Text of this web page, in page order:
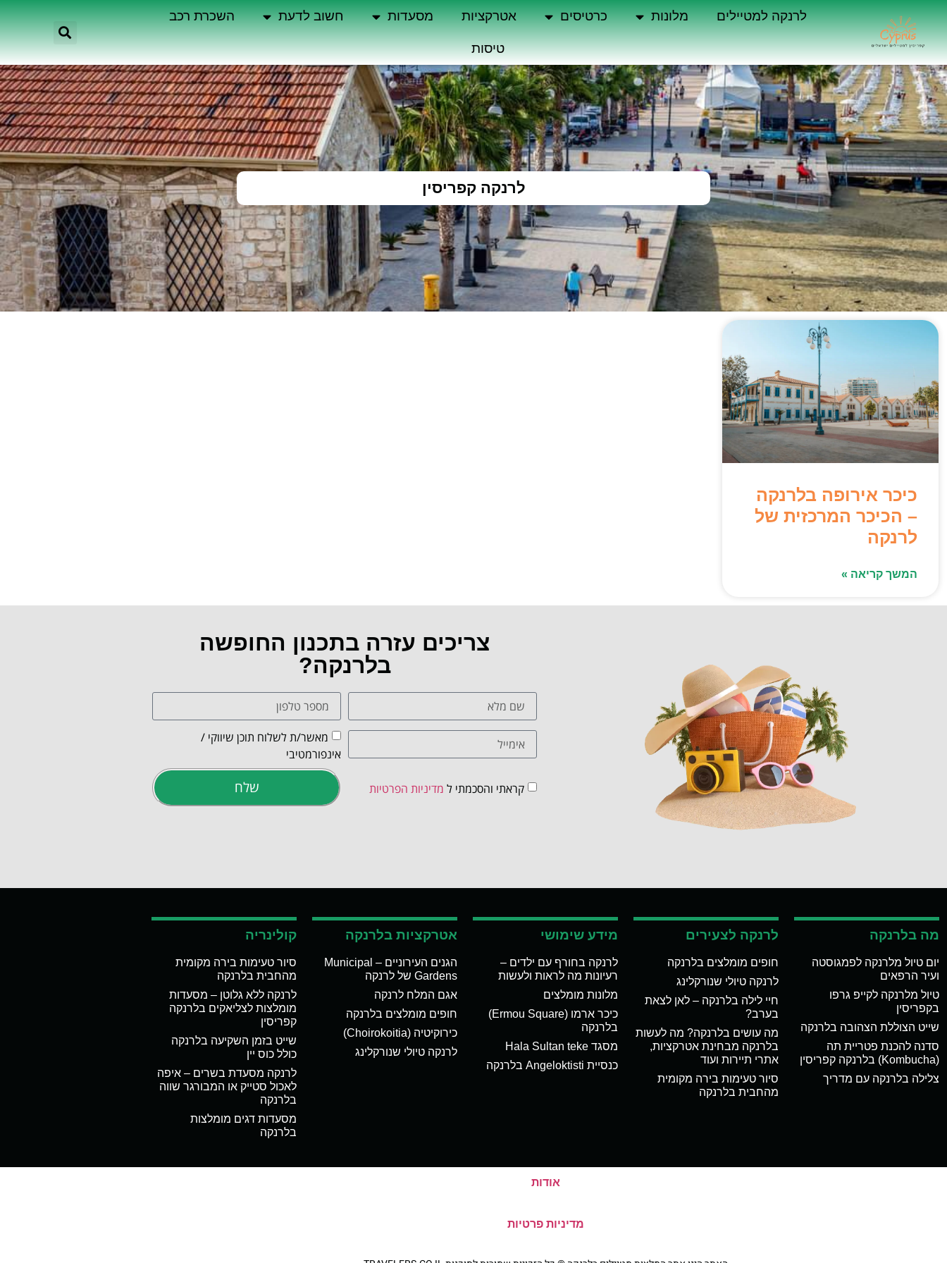
לרנקה למטיילים מלונות כרטיסים אטרקציות מסעדות חשוב לדעת השכרת רכב
טיסות
לרנקה קפריסין
כיכר אירופה בלרנקה
– הכיכר המרכזית של
לרנקה
המשך קריאה »
צריכים עזרה בתכנון החופשה
בלרנקה?
מאשר/ת לשלוח תוכן שיווקי /
אינפורמטיבי
קראתי והסכמתי ל מדיניות הפרטיות שלח
מה בלרנקה
יום טיול מלרנקה לפמגוסטה
ועיר הרפאים
טיול מלרנקה לקייפ גרפו
בקפריסין
שייט הצוללת הצהובה בלרנקה
סדנה להכנת פטריית תה
(Kombucha) בלרנקה קפריסין
צלילה בלרנקה עם מדריך
לרנקה לצעירים
חופים מומלצים בלרנקה
לרנקה טיולי שנורקלינג
חיי לילה בלרנקה – לאן לצאת
בערב?
מה עושים בלרנקה? מה לעשות
בלרנקה מבחינת אטרקציות,
אתרי תיירות ועוד
סיור טעימות בירה מקומית
מהחבית בלרנקה
מידע שימושי
לרנקה בחורף עם ילדים –
רעיונות מה לראות ולעשות
מלונות מומלצים
כיכר ארמו (Ermou Square)
בלרנקה
מסגד Hala Sultan teke
כנסיית Angeloktisti בלרנקה
אטרקציות בלרנקה
הגנים העירוניים – Municipal
Gardens של לרנקה
אגם המלח לרנקה
חופים מומלצים בלרנקה
כירוקיטיה (Choirokoitia)
לרנקה טיולי שנורקלינג
קולינריה
סיור טעימות בירה מקומית
מהחבית בלרנקה
לרנקה ללא גלוטן – מסעדות
מומלצות לצליאקים בלרנקה
קפריסין
שייט בזמן השקיעה בלרנקה
כולל כוס יין
לרנקה מסעדת בשרים – איפה
לאכול סטייק או המבורגר שווה
בלרנקה
מסעדות דגים מומלצות
בלרנקה
אודות
מדיניות פרטיות